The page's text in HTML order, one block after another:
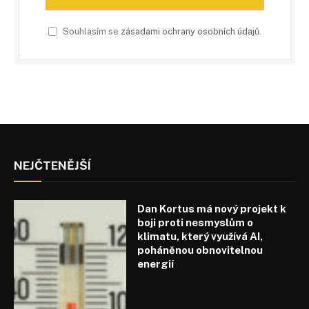
Souhlasím se zásadami ochrany osobních údajů.
NEJČTENĚJŠÍ
Dan Kortus má nový projekt k
boji proti nesmyslům o
klimatu, který využívá AI,
poháněnou obnovitelnou
energií